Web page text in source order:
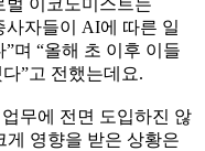
사자들이 AI에 따른 일
며 “올해 초 이후 이들
”고 전했는데요.
무에 전면 도입하진 않
영향을 받은 상황은